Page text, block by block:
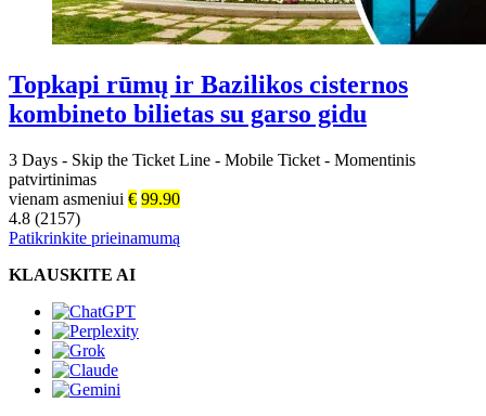
Topkapi rūmų ir Bazilikos cisternos
kombineto bilietas su garso gidu
3 Days - Skip the Ticket Line - Mobile Ticket - Momentinis
patvirtinimas
vienam asmeniui € 99.90
4.8 (2157)
Patikrinkite prieinamumą
KLAUSKITE AI